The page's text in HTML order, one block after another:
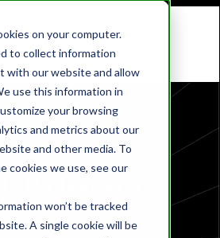
on your computer.
to collect information
with our website and allow
use this information in
your browsing
and metrics about our
and other media. To
cookies we use, see our
won’t be tracked
A single cookie will be
Bibliothecas